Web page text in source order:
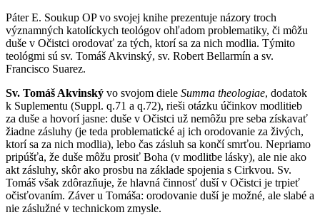
Páter E. Soukup OP vo svojej knihe prezentuje názory troch
významných katolíckych teológov ohľadom problematiky, či môžu
duše v Očistci orodovať za tých, ktorí sa za nich modlia. Týmito
teológmi sú sv. Tomáš Akvinský, sv. Robert Bellarmín a sv.
Francisco Suarez.
Sv. Tomáš Akvinský vo svojom diele Summa theologiae, dodatok
k Suplementu (Suppl. q.71 a q.72), rieši otázku účinkov modlitieb
za duše a hovorí jasne: duše v Očistci už nemôžu pre seba získavať
žiadne zásluhy (je teda problematické aj ich orodovanie za živých,
ktorí sa za nich modlia), lebo čas zásluh sa končí smrťou. Nepriamo
pripúšťa, že duše môžu prosiť Boha (v modlitbe lásky), ale nie ako
akt zásluhy, skôr ako prosbu na základe spojenia s Cirkvou. Sv.
Tomáš však zdôrazňuje, že hlavná činnosť duší v Očistci je trpieť
očisťovaním. Záver u Tomáša: orodovanie duší je možné, ale slabé a
nie záslužné v technickom zmysle.